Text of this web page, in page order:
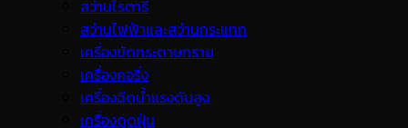
สว่านโรตารี
สว่านไฟฟ้าและสว่านกระแทก
เครื่องขัดกระดาษทราย
เครื่องคอริ่ง
เครื่องฉีดน้ำแรงดันสูง
เครื่องดูดฝุ่น